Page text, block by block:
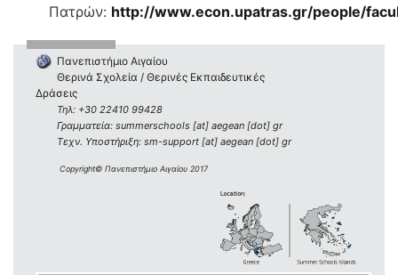
Πατρών: http://www.econ.upatras.gr/people/
Πανεπιστήμιο Αιγαίου
Θερινά Σχολεία / Θερινές Εκπαιδευτικές
Δράσεις
Τηλ: +30 22410 99428
Γραμματεία: summerschools [at] aegean [dot] gr
Τεχν. Υποστήριξη: sm-support [at] aegean [dot] gr
Copyright© Πανεπιστήμιο Αιγαίου 2017